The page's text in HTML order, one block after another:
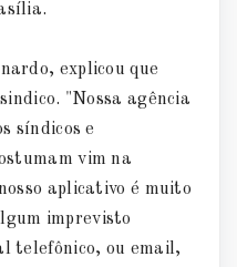
explicou que
"Nossa agência
síndicos e
vim na
aplicativo é muito
imprevisto
telefônico, ou email,